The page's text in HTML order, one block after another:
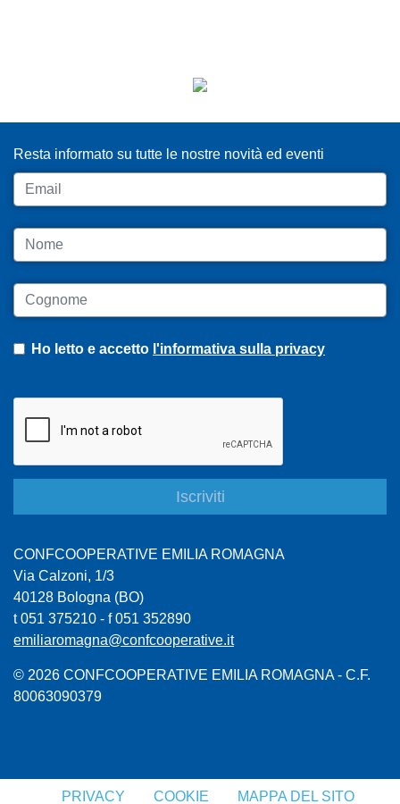
Resta informato su tutte le nostre novità ed eventi
Email
Nome
Cognome
Ho letto e accetto l'informativa sulla privacy
CONFCOOPERATIVE EMILIA ROMAGNA
Via Calzoni, 1/3
40128 Bologna (BO)
t 051 375210 - f 051 352890
emiliaromagna@confcooperative.it
© 2026 CONFCOOPERATIVE EMILIA ROMAGNA - C.F.
80063090379
PRIVACY COOKIE MAPPA DEL SITO